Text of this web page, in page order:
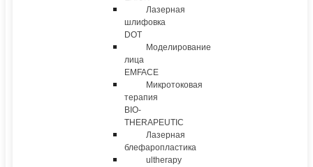
Лазерная
шлифовка
DOT
Моделирование
лица
EMFACE
Микротоковая
терапия
BIO-
THERAPEUTIC
Лазерная
блефаропластика
ultherapy